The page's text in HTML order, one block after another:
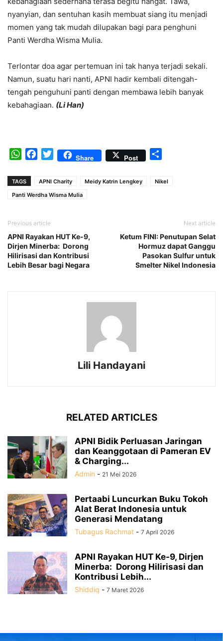
nyanyian, dan sentuhan kasih membuat siang itu menjadi
momen yang tak mudah dilupakan bagi para penghuni
Panti Werdha Wisma Mulia.
Terlontar doa agar pertemuan ini tak hanya terjadi sekali.
Namun, suatu hari nanti, APNI hadir kembali ditengah-
tengah penguhuni panti dengan membawa lebih banyak
kebahagiaan. (Li Han)
WhatsAppFacebook
TwitterShare Post
TAGS APNI Charity Meidy Katrin Lengkey
Nikel
Panti Werdha Wisma Mulia
Previous article
APNI Rayakan HUT Ke-9,
Dirjen Minerba: Dorong
Hilirisasi dan Kontribusi
Lebih Besar bagi Negara
Next article
Ketum FINI: Penutupan Selat
Hormuz dapat Ganggu
Pasokan Sulfur untuk
Smelter Nikel Indonesia
Lili Handayani
RELATED ARTICLES
APNI Bidik Perluasan Jaringan
dan Keanggotaan di Pameran EV
& Charging...
Admin - 21 Mei 2026
Pertaabi Luncurkan Buku Tokoh
Alat Berat Indonesia untuk
Generasi Mendatang
Tubagus Rachmat - 7 April 2026
APNI Rayakan HUT Ke-9, Dirjen
Minerba: Dorong Hilirisasi dan
Kontribusi Lebih...
Shiddiq - 7 Maret 2026